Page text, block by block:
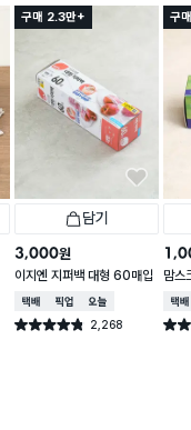
구매 2.3만+
담기
3,000원
이지엔 지퍼백 대형 60매입
택배배송매장픽업오늘배송
별점 4.8점 2,268
건 작성
구
맘스
택배
별점